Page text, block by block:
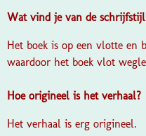
Wat vind je van de
Het boek is op een vlotte en
waardoor het boek vlot
Hoe origineel is het verhaal?
Het verhaal is erg origineel.